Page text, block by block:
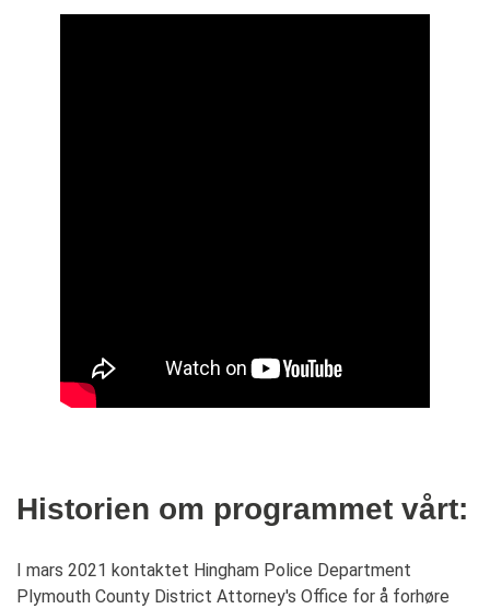
Historien om programmet vårt:
I mars 2021 kontaktet Hingham Police Department
Plymouth County District Attorney's Office for å forhøre